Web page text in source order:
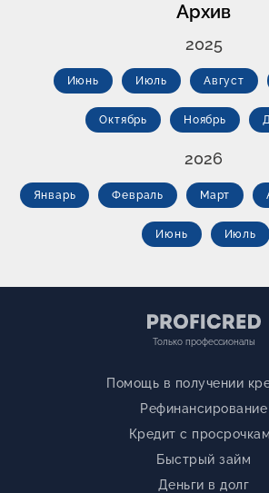
Архив
2025
Июнь Июль Август
Октябрь Ноябрь
2026
Январь Февраль Март
Июнь Июль
Только профессионалы
Помощь в получении
Рефинансирование
Кредит с
Быстрый займ
Деньги в долг